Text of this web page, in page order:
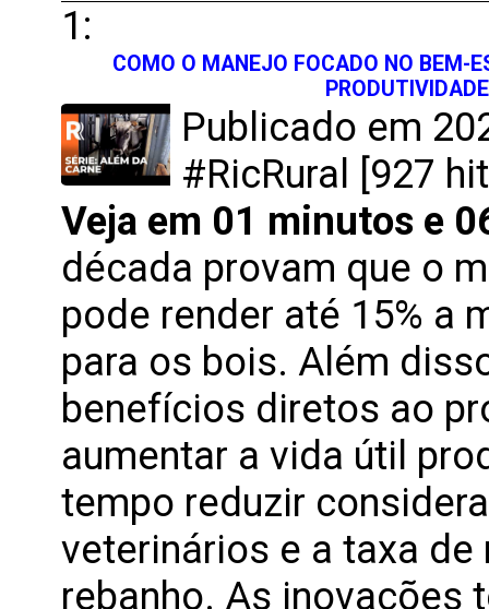
1:
COMO O MANEJO FOCADO NO BEM-
Publicado em
#RicRural [927
Veja em 01 minutos e
década provam que o
pode render até 15% a
para os bois. Além
benefícios diretos ao
aumentar a vida útil
tempo reduzir
veterinários e a taxa
rebanho. As inovações